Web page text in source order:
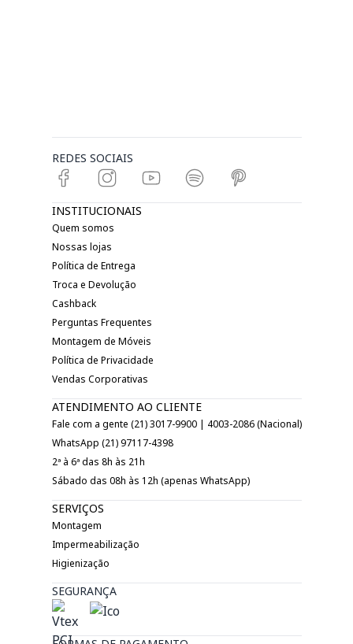
REDES SOCIAIS
INSTITUCIONAIS
Quem somos
Nossas lojas
Política de Entrega
Troca e Devolução
Cashback
Perguntas Frequentes
Montagem de Móveis
Política de Privacidade
Vendas Corporativas
ATENDIMENTO AO CLIENTE
Fale com a gente (21) 3017-9900 | 4003-2086 (Nacional)
WhatsApp (21) 97117-4398
2ª à 6ª das 8h às 21h
Sábado das 08h às 12h (apenas WhatsApp)
SERVIÇOS
Montagem
Impermeabilização
Higienização
SEGURANÇA